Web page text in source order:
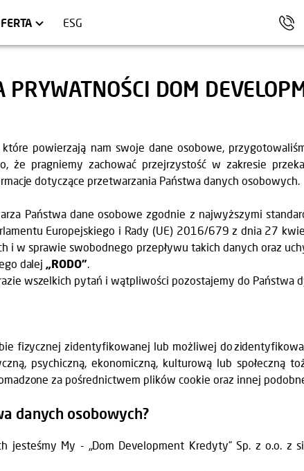
ESG
WROCŁAW TRÓJMIASTO
APARTAMENTY INWESTYCYJNE LOKALE USŁUGOWE
PRYWATNOŚCI DOM
powierzają nam swoje dane osobowe,
że pragniemy zachować przejrzystość w zakresie
dotyczące przetwarzania Państwa danych osobowych.
Państwa dane osobowe zgodnie z najwyższymi
Europejskiego i Rady (UE) 2016/679 z dnia 27
i w sprawie swobodnego przepływu takich danych oraz
dalej „RODO”.
wszelkich pytań i wątpliwości pozostajemy do Państwa
fizycznej zidentyfikowanej lub możliwej do
psychiczną, ekonomiczną, kulturową lub społeczną
za pośrednictwem plików cookie oraz innej
danych osobowych?
jesteśmy My - „Dom Development Kredyty” Sp. z o.o. z